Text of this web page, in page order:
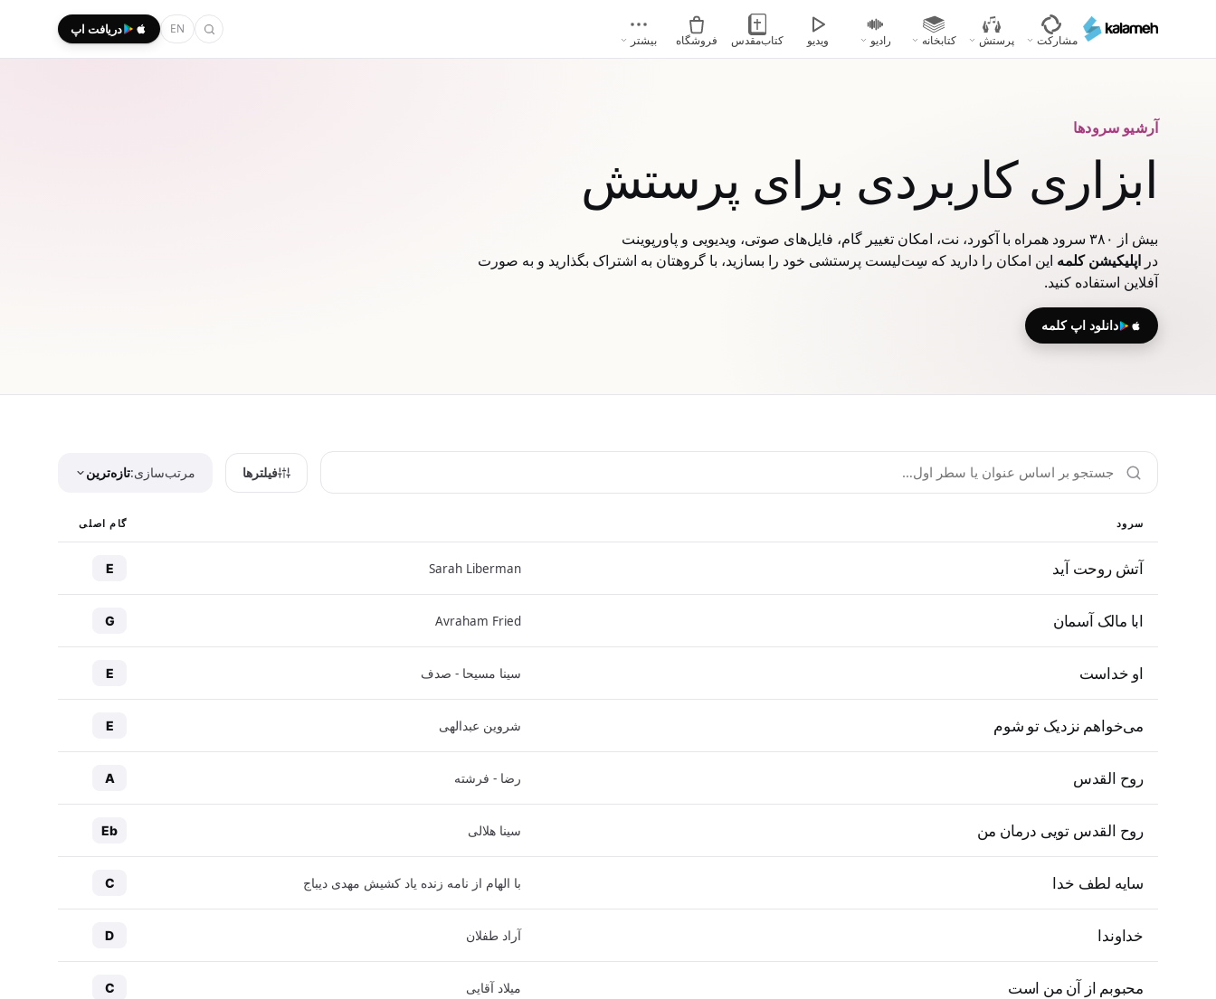
محتوای
مشارکت پرستش کتابخانه رادیو ویدیو کتاب‌مقدس فروشگاه بیشتر
EN دریافت اپ
آرشیو سرودها
ابزاری کاربردی برای پرستش
بیش از ۳۸۰ سرود همراه با آکورد، نت، امکان تغییر گام، فایل‌های صوتی، ویدیویی و پاورپوینت
در اپلیکیشن کلمه این امکان را دارید که سِت‌لیست پرستشی خود را بسازید، با گروهتان به اشتراک بگذارید و به صورت
آفلاین استفاده کنید.
دانلود اپ کلمه
فیلترها مرتب‌سازی:تازه‌ترین
سرود گام اصلی
آتش روحت آید Sarah Liberman
E
ابا مالک آسمان Avraham Fried
G
او خداست سینا مسیحا - صدف E
می‌خواهم نزدیک تو شوم شروین عبدالهی E
روح القدس رضا - فرشته A
روح القدس تویی درمان من سینا هلالی Eb
سایه لطف خدا با الهام از نامه زنده یاد کشیش مهدی دیباج C
خداوندا آراد طفلان D
محبوبم از آن من است میلاد آقایی C